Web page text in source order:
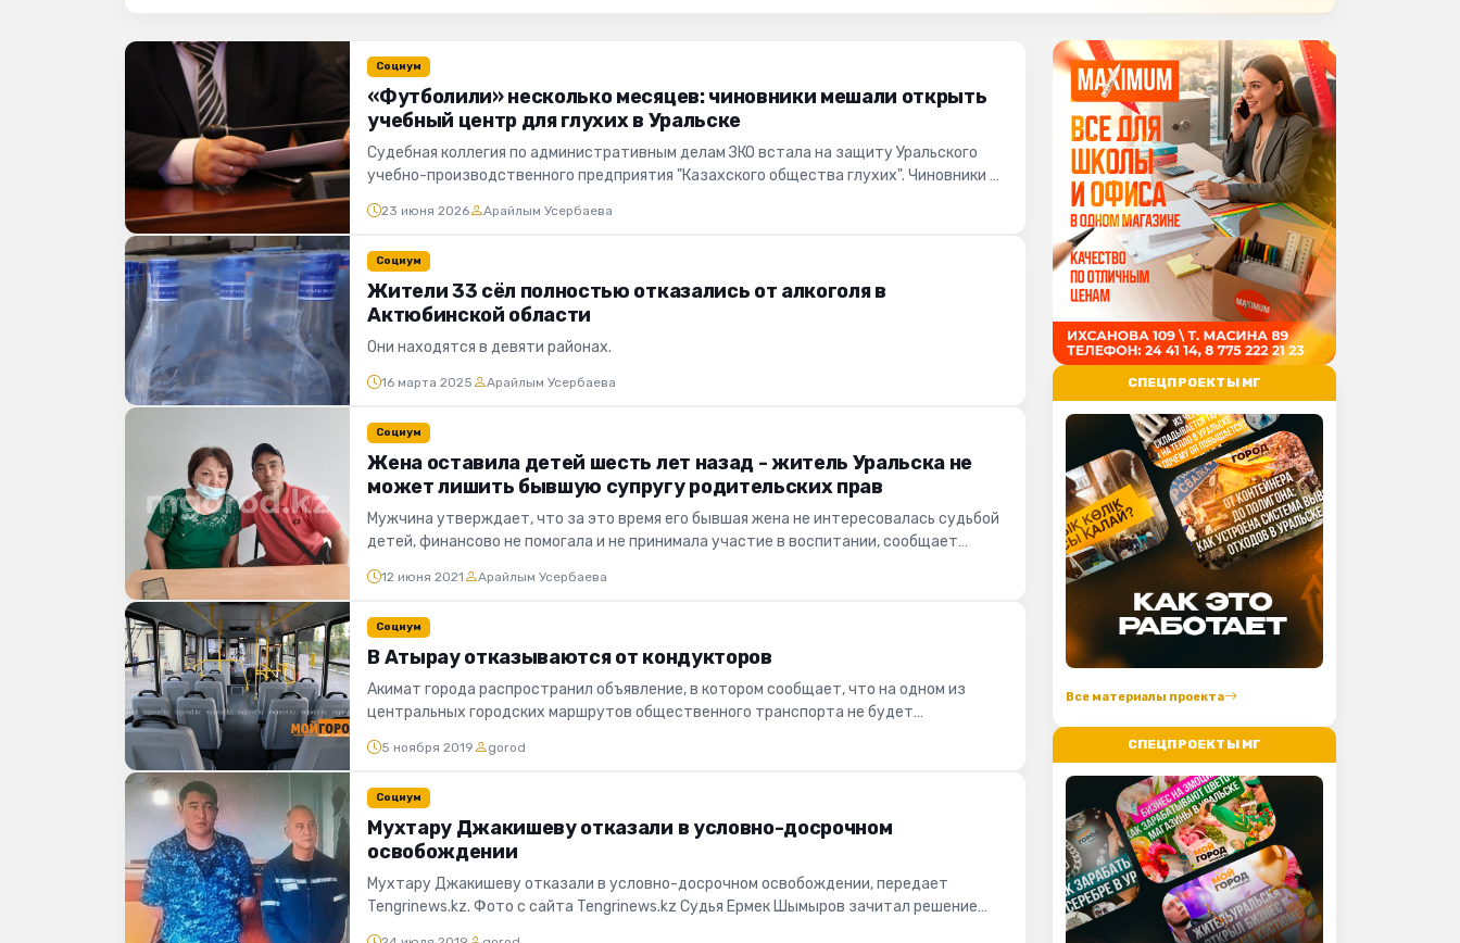
Социум
«Футболили» несколько месяцев: чиновники мешали открыть
учебный центр для глухих в Уральске
Судебная коллегия по административным делам ЗКО встала на защиту Уральского
учебно-производственного предприятия "Казахского общества глухих". Чиновники из
23 июня 2026 Арайлым Усербаева
Социум
Жители 33 сёл полностью отказались от алкоголя в
Актюбинской области
Они находятся в девяти районах.
16 марта 2025 Арайлым Усербаева
Социум
Жена оставила детей шесть лет назад - житель Уральска не
может лишить бывшую супругу родительских прав
Мужчина утверждает, что за это время его бывшая жена не интересовалась судьбой
детей, финансово не помогала и не принимала участие в воспитании, сообщает
12 июня 2021 Арайлым Усербаева
Социум
В Атырау отказываются от кондукторов
Акимат города распространил объявление, в котором сообщает, что на одном из
центральных городских маршрутов общественного транспорта не будет
5 ноября 2019 gorod
Социум
Мухтару Джакишеву отказали в условно-досрочном
освобождении
Мухтару Джакишеву отказали в условно-досрочном освобождении, передает
Tengrinews.kz. Фото с сайта Tengrinews.kz Судья Ермек Шымыров зачитал решение
СПЕЦПРОЕКТЫ МГ
Все материалы проекта
СПЕЦПРОЕКТЫ МГ